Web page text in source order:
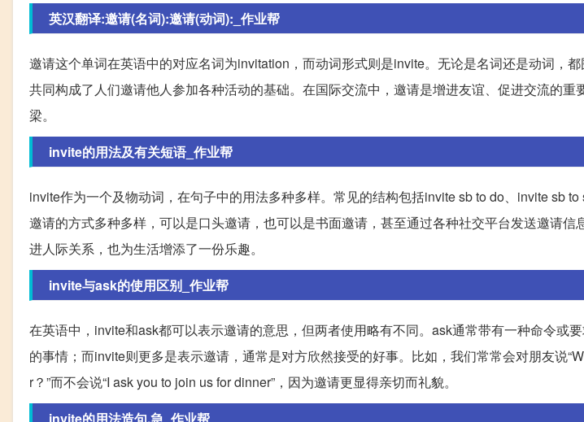
英汉翻译:邀请(名词):邀请(动词):_作业帮
邀请这个单词在英语中的对应名词为invitation，而动词形式则是invite。无论是名词还是动词，
共同构成了人们邀请他人参加各种活动的基础。在国际交流中，邀请是增进友谊、促进交流的重
梁。
invite的用法及有关短语_作业帮
invite作为一个及物动词，在句子中的用法多种多样。常见的结构包括invite sb to do、invite sb to
邀请的方式多种多样，可以是口头邀请，也可以是书面邀请，甚至通过各种社交平台发送邀请信
进人际关系，也为生活增添了一份乐趣。
invite与ask的使用区别_作业帮
在英语中，invite和ask都可以表示邀请的意思，但两者使用略有不同。ask通常带有一种命令或
的事情；而invite则更多是表示邀请，通常是对方欣然接受的好事。比如，我们常常会对朋友说
r？”而不会说“I ask you to join us for dinner”，因为邀请更显得亲切而礼貌。
invite的用法造句,急_作业帮